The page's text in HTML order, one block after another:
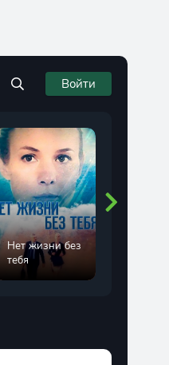
Войти
Нет жизни без
тебя